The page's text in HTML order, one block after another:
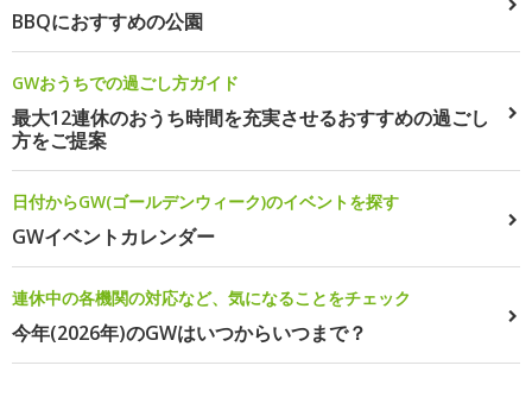
BBQにおすすめの公園
GWおうちでの過ごし方ガイド
最大12連休のおうち時間を充実させるおすすめの過ごし
方をご提案
日付からGW(ゴールデンウィーク)のイベントを探す
GWイベントカレンダー
連休中の各機関の対応など、気になることをチェック
今年(2026年)のGWはいつからいつまで？